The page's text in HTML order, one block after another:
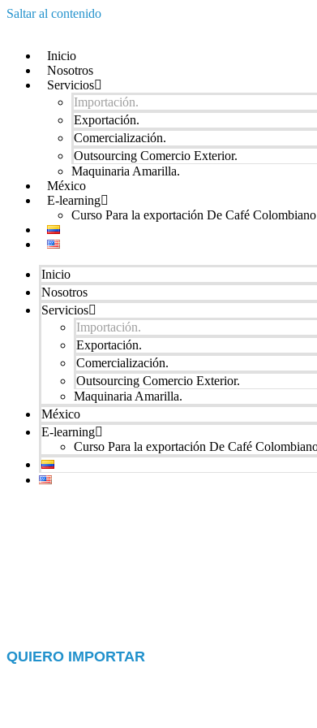
Saltar al contenido
Inicio
Nosotros
Servicios
Importación.
Exportación.
Comercialización.
Outsourcing Comercio Exterior.
Maquinaria Amarilla.
México
E-learning
Curso Para la exportación De Café Colombiano
Inicio
Nosotros
Servicios
Importación.
Exportación.
Comercialización.
Outsourcing Comercio Exterior.
Maquinaria Amarilla.
México
E-learning
Curso Para la exportación De Café
QUIERO IMPORTAR